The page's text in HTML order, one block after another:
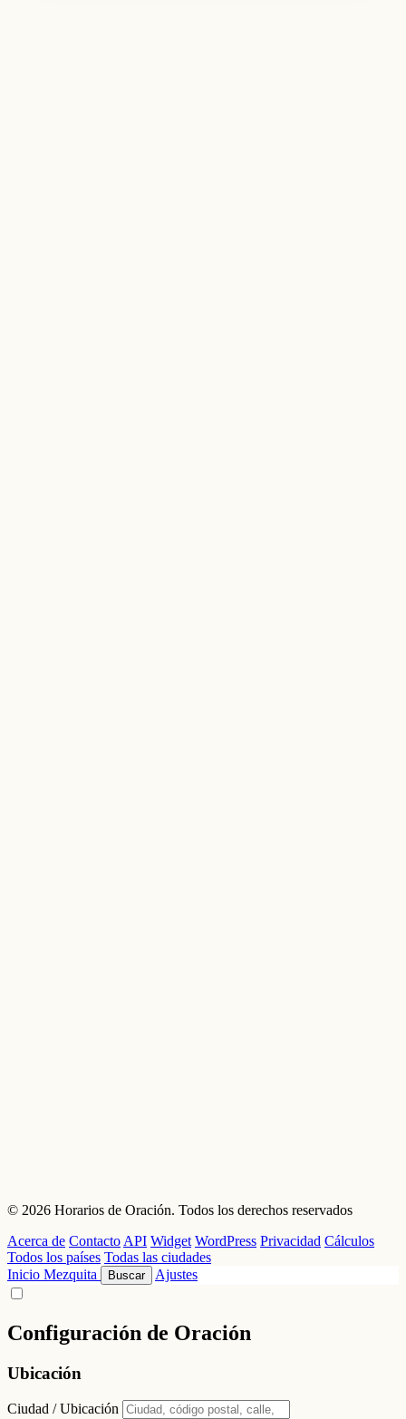
© 2026 Horarios de Oración. Todos los derechos reservados
Acerca de Contacto API Widget WordPress Privacidad Cálculos
Todos los países Todas las ciudades
Inicio Mezquita Buscar Ajustes
Configuración de Oración
Ubicación
Ciudad / Ubicación